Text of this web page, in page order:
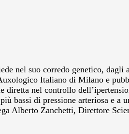
nel suo corredo genetico,
Italiano di Milano e
diretta nel controllo
bassi di pressione arteriosa e a
Alberto Zanchetti, Direttore